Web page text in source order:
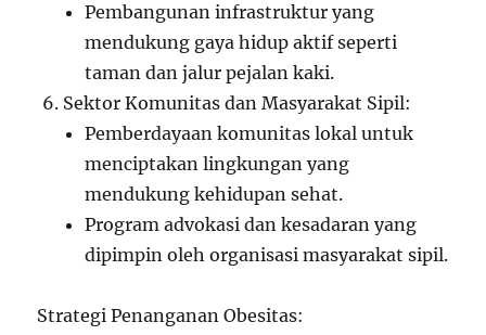
Pembangunan infrastruktur yang
mendukung gaya hidup aktif seperti
taman dan jalur pejalan kaki.
Sektor Komunitas dan Masyarakat Sipil:
Pemberdayaan komunitas lokal untuk
menciptakan lingkungan yang
mendukung kehidupan sehat.
Program advokasi dan kesadaran yang
dipimpin oleh organisasi masyarakat sipil.
Strategi Penanganan Obesitas: